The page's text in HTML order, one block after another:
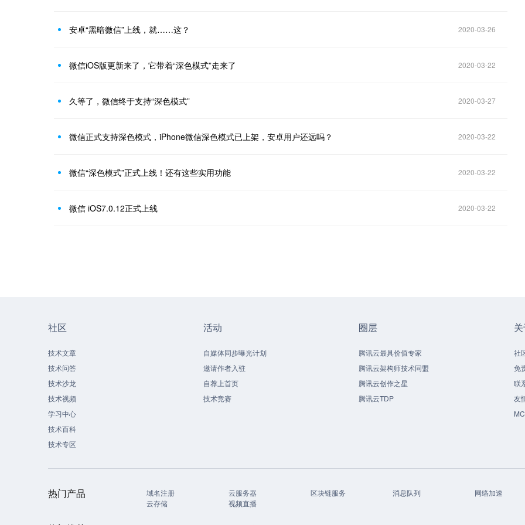
安卓“黑暗微信”上线，就……这？ 2020-03-26
微信iOS版更新来了，它带着“深色模式”走来了 2020-03-22
久等了，微信终于支持“深色模式” 2020-03-27
微信正式支持深色模式，iPhone微信深色模式已上架，安卓用户还远吗？ 2020-03-22
微信“深色模式”正式上线！还有这些实用功能 2020-03-22
微信 iOS7.0.12正式上线 2020-03-22
社区
技术文章
技术问答
技术沙龙
技术视频
学习中心
技术百科
技术专区
活动
自媒体同步曝光计划
邀请作者入驻
自荐上首页
技术竞赛
圈层
腾讯云最具价值专家
腾讯云架构师技术同盟
腾讯云创作之星
腾讯云TDP
社
免
联
友
热门产品 域名注册 云服务器 区块链服务 消息队列
网络加速
云存储
视频直播